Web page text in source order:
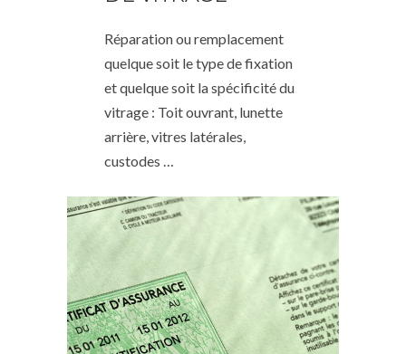
Réparation ou remplacement
quelque soit le type de fixation
et quelque soit la spécificité du
vitrage : Toit ouvrant, lunette
arrière, vitres latérales,
custodes …